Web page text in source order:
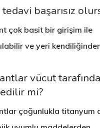
başarısız
çok basit bir girişim ile
ve yeri
vücut
mi?
çoğunlukla titanyum